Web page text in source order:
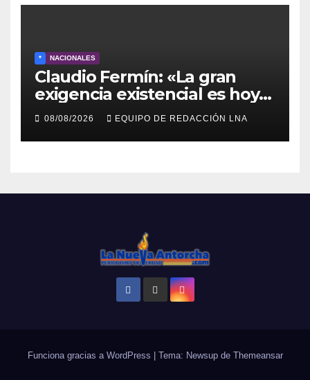
* NACIONALES
Claudio Fermín: «La gran
exigencia existencial es hoy
la defensa de la soberanía»
08/08/2026 EQUIPO DE REDACCIÓN LNA
Funciona gracias a WordPress | Tema: Newsup de Themeansar